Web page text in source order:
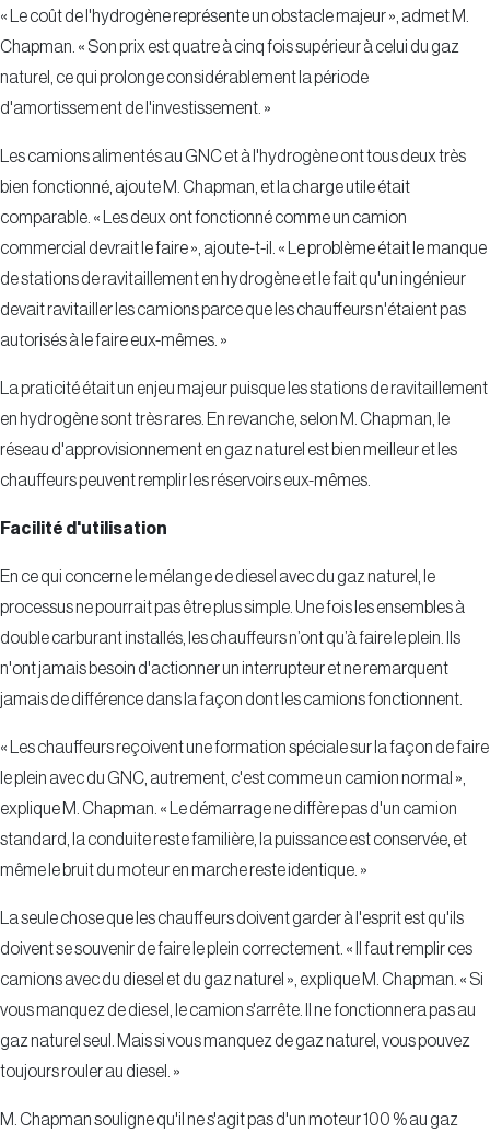
« Le coût de l'hydrogène représente un obstacle majeur », admet M.
Chapman. « Son prix est quatre à cinq fois supérieur à celui du gaz
naturel, ce qui prolonge considérablement la période
d'amortissement de l'investissement. »
Les camions alimentés au GNC et à l'hydrogène ont tous deux très
bien fonctionné, ajoute M. Chapman, et la charge utile était
comparable. « Les deux ont fonctionné comme un camion
commercial devrait le faire », ajoute-t-il. « Le problème était le manque
de stations de ravitaillement en hydrogène et le fait qu'un ingénieur
devait ravitailler les camions parce que les chauffeurs n'étaient pas
autorisés à le faire eux-mêmes. »
La praticité était un enjeu majeur puisque les stations de ravitaillement
en hydrogène sont très rares. En revanche, selon M. Chapman, le
réseau d'approvisionnement en gaz naturel est bien meilleur et les
chauffeurs peuvent remplir les réservoirs eux-mêmes.
Facilité d'utilisation
En ce qui concerne le mélange de diesel avec du gaz naturel, le
processus ne pourrait pas être plus simple. Une fois les ensembles à
double carburant installés, les chauffeurs n’ont qu’à faire le plein. Ils
n'ont jamais besoin d'actionner un interrupteur et ne remarquent
jamais de différence dans la façon dont les camions fonctionnent.
« Les chauffeurs reçoivent une formation spéciale sur la façon de faire
le plein avec du GNC, autrement, c'est comme un camion normal »,
explique M. Chapman. « Le démarrage ne diffère pas d'un camion
standard, la conduite reste familière, la puissance est conservée, et
même le bruit du moteur en marche reste identique. »
La seule chose que les chauffeurs doivent garder à l'esprit est qu'ils
doivent se souvenir de faire le plein correctement. « Il faut remplir ces
camions avec du diesel et du gaz naturel », explique M. Chapman. « Si
vous manquez de diesel, le camion s'arrête. Il ne fonctionnera pas au
gaz naturel seul. Mais si vous manquez de gaz naturel, vous pouvez
toujours rouler au diesel. »
M. Chapman souligne qu'il ne s'agit pas d'un moteur 100 % au gaz